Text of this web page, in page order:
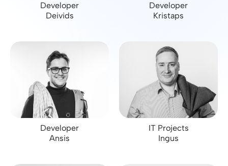
Developer
Deivids
Developer
Kristaps
Developer
Ansis
IT Projects
Ingus